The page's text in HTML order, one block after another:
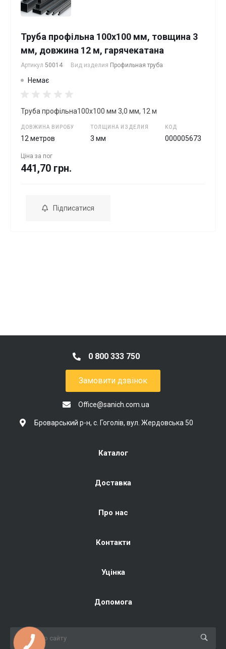
Труба профільна 100х100 мм, товщина 3
мм, довжина 12 м, гарячекатана
Артикул 50014 Вид изделия Профильная труба
Немає
Труба профільна100х100 мм 3,0 мм, 12 м
ДОВЖИНА ВИРОБУ
12 метров
ТОЛЩИНА ИЗДЕЛИЯ
3 мм
КОД
000005673
Ціна за пог
441,70 грн.
Підписатися
0 800 333 750
Замовити дзвінок
Office@sanich.com.ua
Броварський р-н, с. Гоголів, вул. Жердовська 50
Каталог
Доставка
Про нас
Контакти
Уцінка
Допомога
КНОПКА
ЗВ'ЯЗКУ